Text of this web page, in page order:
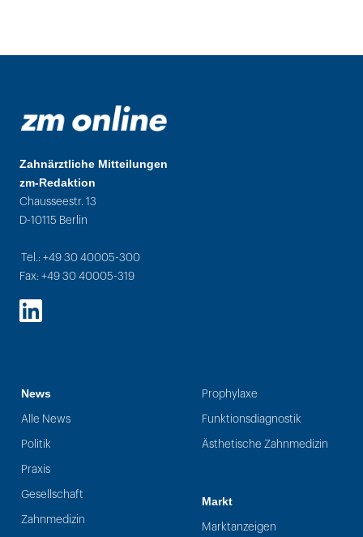
Zahnärztliche Mitteilungen
zm-Redaktion
Chausseestr. 13
D-10115 Berlin
Tel.: +49 30 40005-300
Fax: +49 30 40005-319
LinkedIn
News
Alle News
Politik
Praxis
Gesellschaft
Zahnmedizin
Prophylaxe
Funktionsdiagnostik
Ästhetische Zahnmedizin
Markt
Marktanzeigen